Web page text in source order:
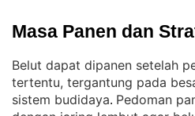
Masa Panen dan
Belut dapat dipanen setelah
tertentu, tergantung pada
sistem budidaya. Pedoman